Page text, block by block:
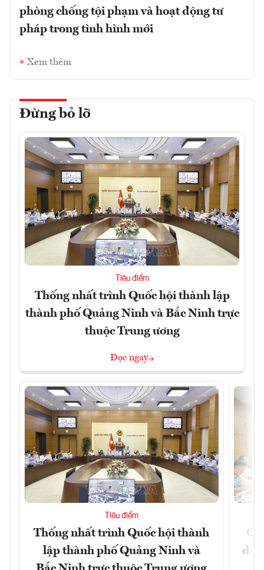
phòng chống tội phạm và hoạt động tư
pháp trong tình hình mới
Xem thêm
Đừng bỏ lỡ
Tiêu điểm
Thống nhất trình Quốc hội thành lập
thành phố Quảng Ninh và Bắc Ninh trực
thuộc Trung ương
Đọc ngay
Tiêu điểm
Thống nhất trình Quốc hội thành
lập thành phố Quảng Ninh và
đủ